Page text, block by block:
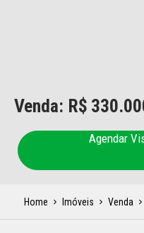
Venda: R$
Agendar
Home Imóveis Venda